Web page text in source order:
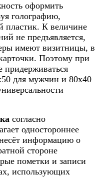
оформить
голографию,
пластик. К величине
не предъявляется,
имеют визитницы, в
Поэтому при
придерживаться
для мужчин и 80х40
согласно
одностороннее
информацию о
стороне
пометки и записи
использующих